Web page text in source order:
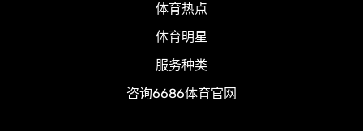
体育热点
体育明星
服务种类
咨询6686体育官网